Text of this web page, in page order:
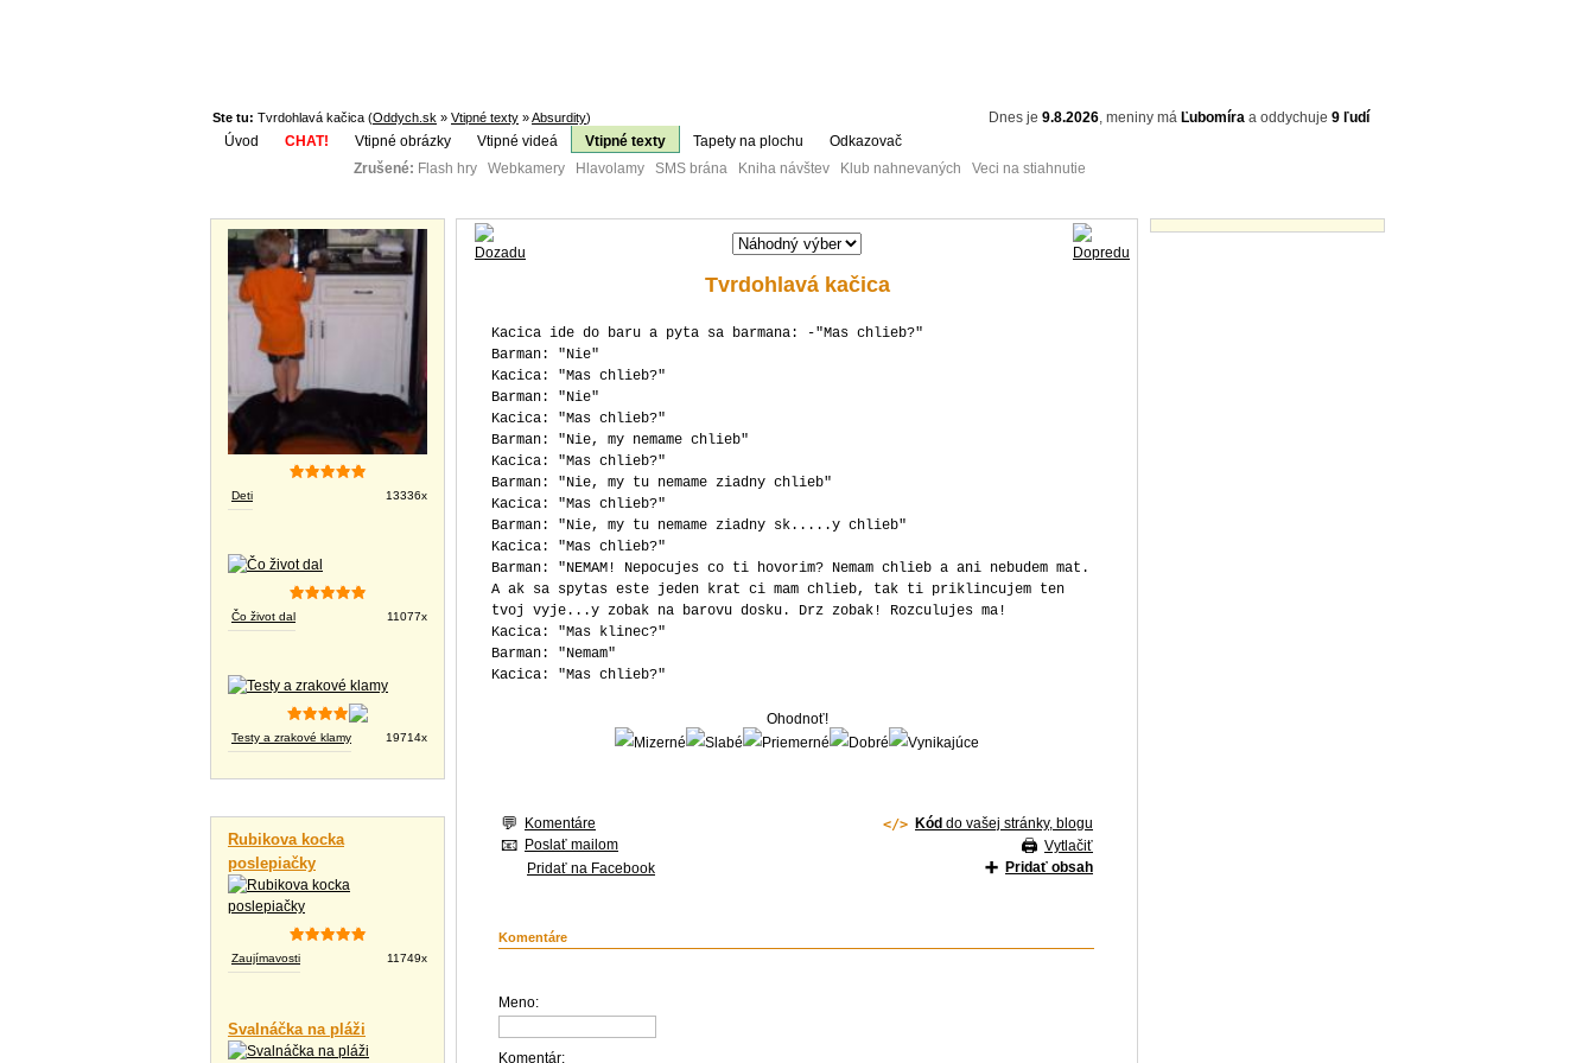
Ste tu: Tvrdohlavá kačica (Oddych.sk » Vtipné texty »Absurdity) Dnes je 9.8.2026, meniny má Ľubomíra a oddychuje 9 ľudí
Úvod
CHAT! Vtipné obrázky Vtipné videá Vtipné texty Tapety na plochu
Odkazovač
Zrušené: Flash hry Webkamery Hlavolamy SMS brána Kniha návštev Klub nahnevaných Veci na stiahnutie
Deti 13336x
Čo život dal 11077x
Testy a zrakové klamy 19714x
Rubikova kocka
poslepiačky
Zaujímavosti 11749x
Svalnáčka na pláži
Tvrdohlavá kačica
Kacica ide do baru a pyta sa barmana: -"Mas chlieb?"
Barman: "Nie"
Kacica: "Mas chlieb?"
Barman: "Nie"
Kacica: "Mas chlieb?"
Barman: "Nie, my nemame chlieb"
Kacica: "Mas chlieb?"
Barman: "Nie, my tu nemame ziadny chlieb"
Kacica: "Mas chlieb?"
Barman: "Nie, my tu nemame ziadny sk.....y chlieb"
Kacica: "Mas chlieb?"
Barman: "NEMAM! Nepocujes co ti hovorim? Nemam chlieb a ani nebudem mat.
A ak sa spytas este jeden krat ci mam chlieb, tak ti priklincujem ten
tvoj vyje...y zobak na barovu dosku. Drz zobak! Rozculujes ma!
Kacica: "Mas klinec?"
Barman: "Nemam"
Kacica: "Mas chlieb?"
Ohodnoť!
Komentáre
Poslať mailom
Pridať na Facebook
Kód do vašej stránky, blogu
Vytlačiť
Pridať obsah
Komentáre
Meno:
Komentár: